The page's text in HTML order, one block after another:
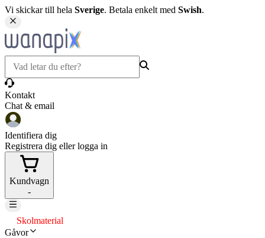
Vi skickar till hela Sverige. Betala enkelt med Swish.
Kontakt
Chat & email
Identifiera dig
Registrera dig eller logga in
Kundvagn
-
Skolmaterial
Gåvor